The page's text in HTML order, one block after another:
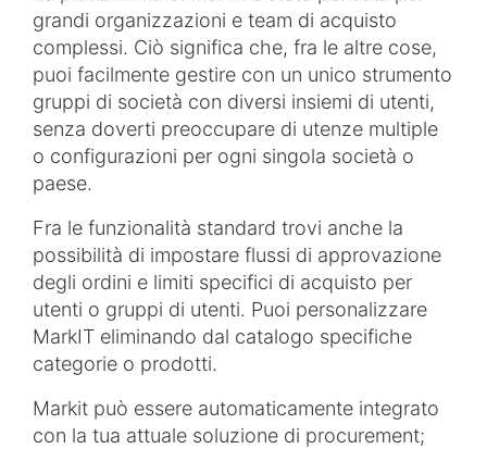
grandi organizzazioni e team di acquisto
complessi. Ciò significa che, fra le altre cose,
puoi facilmente gestire con un unico strumento
gruppi di società con diversi insiemi di utenti,
senza doverti preoccupare di utenze multiple
o configurazioni per ogni singola società o
paese.
Fra le funzionalità standard trovi anche la
possibilità di impostare flussi di approvazione
degli ordini e limiti specifici di acquisto per
utenti o gruppi di utenti. Puoi personalizzare
MarkIT eliminando dal catalogo specifiche
categorie o prodotti.
Markit può essere automaticamente integrato
con la tua attuale soluzione di procurement;